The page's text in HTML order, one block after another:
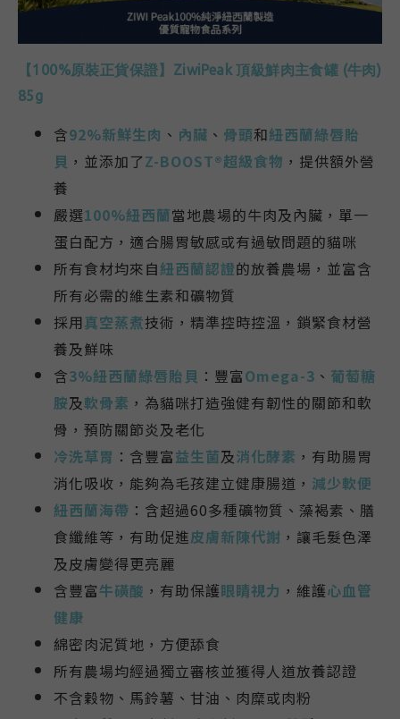
【100%原裝正貨保證】 ZiwiPeak 頂級鮮肉主食罐 (牛肉)
85g
含92%新鮮生肉 、 內臟 、 骨頭和紐西蘭綠唇貽
貝 ，並添加了Z-BOOST®超級食物 ，提供額外營
養
嚴選100%紐西蘭當地農場的牛肉及內臟，單一
蛋白配方，適合腸胃敏感或有過敏問題的貓咪
所有食材均來自紐西蘭認證的放養農場，並富含
所有必需的維生素和礦物質
採用真空蒸煮技術，精準控時控溫，鎖緊食材營
養及鮮味
含3%紐西蘭綠唇貽貝 ：豐富Omega-3 、 葡萄糖
胺及軟骨素 ，為貓咪打造強健有韌性的關節和軟
骨，預防關節炎及老化
冷洗草胃 ：含豐富益生菌及消化酵素 ，有助腸胃
消化吸收，能夠為毛孩建立健康腸道， 減少軟便
紐西蘭海帶 ：含超過60多種礦物質、藻褐素、膳
食纖維等，有助促進皮膚新陳代謝 ，讓毛髮色澤
及皮膚變得更亮麗
含豐富牛磺酸 ，有助保護眼睛視力 ，維護心血管
健康
綿密肉泥質地，方便舔食
所有農場均經過獨立審核並獲得人道放養認證
不含穀物、馬鈴薯、甘油、肉糜或肉粉